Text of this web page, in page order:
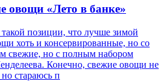
овощи «Лето в банке»
позиции, что лучше зимой
хоть и консервированные, но со
свежие, но с полным набором
Конечно, свежие овощи не
стараюсь п